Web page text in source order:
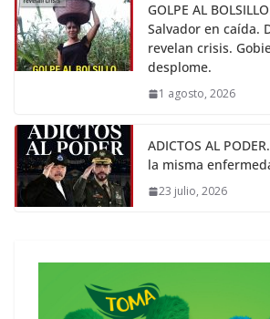
GOLPE AL
Salvador en caída.
revelan crisis.
desplome.
1 agosto, 2026
ADICTOS AL
la misma
23 julio, 2026